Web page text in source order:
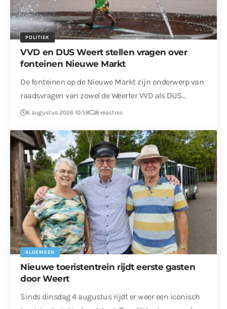
POLITIEK
VVD en DUS Weert stellen vragen over
fonteinen Nieuwe Markt
De fonteinen op de Nieuwe Markt zijn onderwerp van
raadsvragen van zowel de Weerter VVD als DUS…
6 augustus 2026 10:58 8 reacties
ALGEMEEN
Nieuwe toeristentrein rijdt eerste gasten
door Weert
Sinds dinsdag 4 augustus rijdt er weer een iconisch